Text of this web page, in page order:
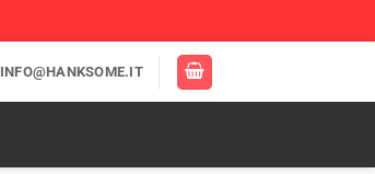
INFO@HANKSOME.IT